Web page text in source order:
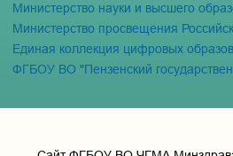
Министерство науки и высшего
Министерство просвещения
Единая коллекция цифровых
ФГБОУ ВО "Пензенский